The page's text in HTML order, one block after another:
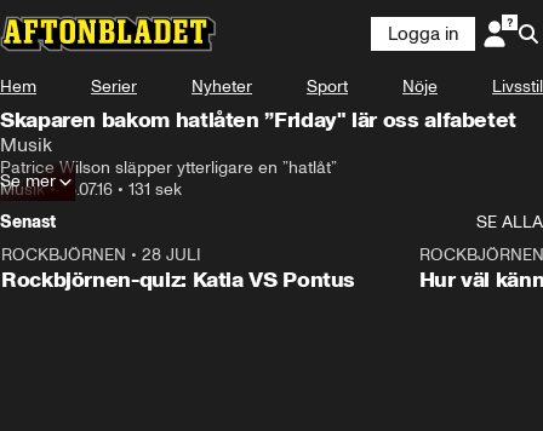
Logga in
Hem Serier Nyheter Sport Nöje Livsstil
Skaparen bakom hatlåten ”Friday" lär oss alfabetet
Musik
Patrice Wilson släpper ytterligare en ”hatlåt”
Musik• 18.07.16 • 131 sek
Se mer
Senast
SE ALLA
ROCKBJÖRNEN • 28 JULI
Rockbjörnen-quiz: Katia VS Pontus
ROCKBJÖRNEN
Hur väl